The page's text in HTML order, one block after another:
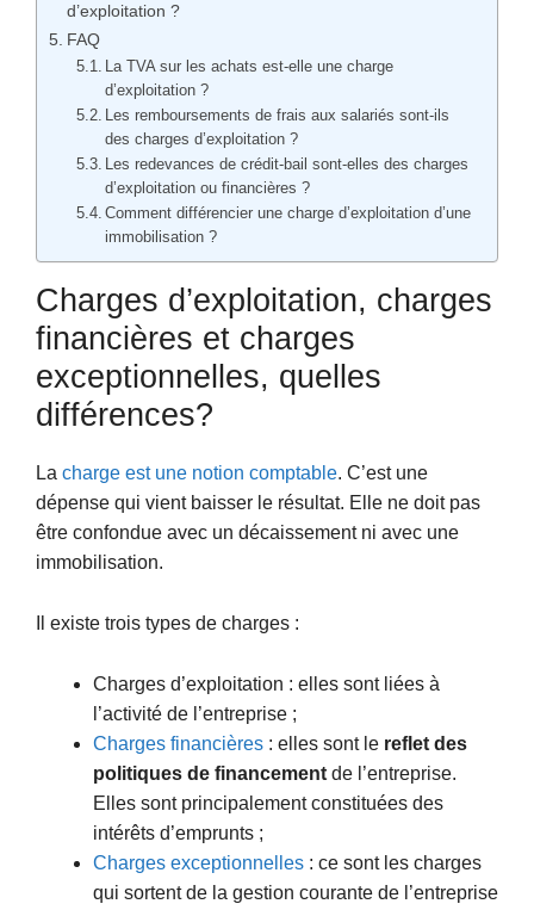
d’exploitation ?
FAQ
La TVA sur les achats est-elle une charge
d’exploitation ?
Les remboursements de frais aux salariés sont-ils
des charges d’exploitation ?
Les redevances de crédit-bail sont-elles des charges
d’exploitation ou financières ?
Comment différencier une charge d’exploitation d’une
immobilisation ?
Charges d’exploitation, charges
financières et charges
exceptionnelles, quelles
différences?
La charge est une notion comptable. C’est une
dépense qui vient baisser le résultat. Elle ne doit pas
être confondue avec un décaissement ni avec une
immobilisation.
Il existe trois types de charges :
Charges d’exploitation : elles sont liées à
l’activité de l’entreprise ;
Charges financières : elles sont le reflet des
politiques de financement de l’entreprise.
Elles sont principalement constituées des
intérêts d’emprunts ;
Charges exceptionnelles : ce sont les charges
qui sortent de la gestion courante de l’entreprise